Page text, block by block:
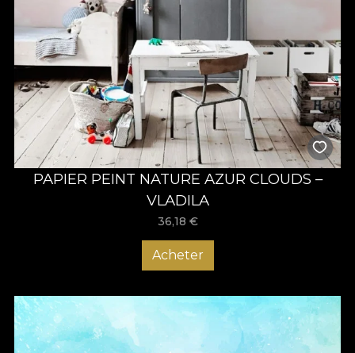
PAPIER PEINT NATURE AZUR CLOUDS –
VLADILA
36,18 €
Acheter